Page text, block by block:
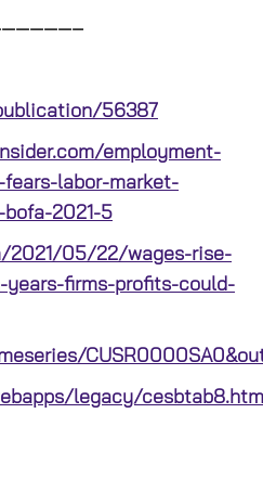
56387
employment-
labor-market-
2021-5
2021/05/22/wages-rise-
firms-profits-could-
legacy/cesbtab8.htm